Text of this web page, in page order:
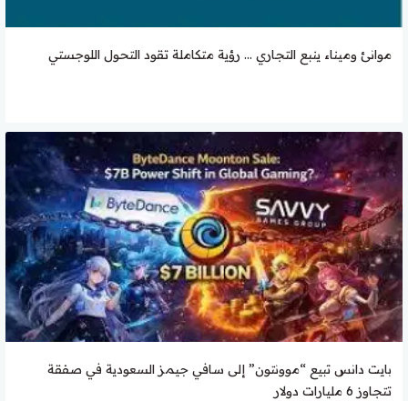
موانئ وميناء ينبع التجاري … رؤية متكاملة تقود التحول اللوجستي
بايت دانس تبيع “موونتون” إلى سافي جيمز السعودية في صفقة
تتجاوز 6 مليارات دولار